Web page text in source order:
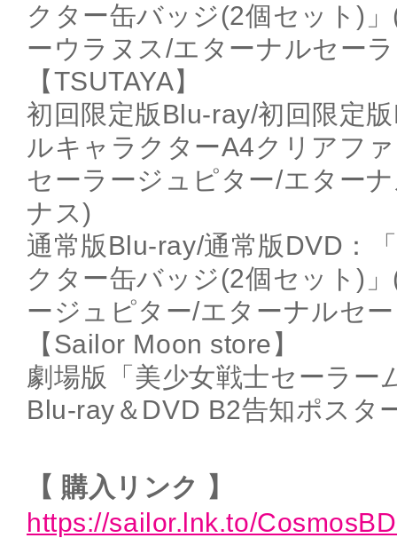
クター缶バッジ(2個セット)
ーウラヌス/エターナルセー
【TSUTAYA】
初回限定版Blu-ray/初回限定
ルキャラクターA4クリアフ
セーラージュピター/エター
ナス)
通常版Blu-ray/通常版DVD：
クター缶バッジ(2個セット)
ージュピター/エターナルセ
【Sailor Moon store】
劇場版「美少女戦士セーラー
Blu-ray＆DVD B2告知ポスタ
【 購入リンク 】
https://sailor.lnk.to/